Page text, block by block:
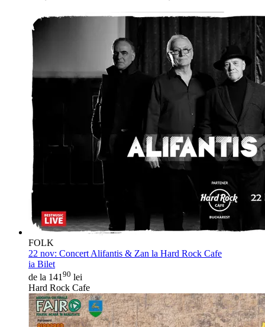
FOLK
22 nov: Concert Alifantis & Zan la Hard Rock Cafe
ia Bilet
de la 141 90 lei
Hard Rock Cafe